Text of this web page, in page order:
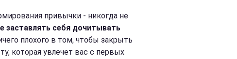
привычки - никогда не
заставлять себя дочитывать
плохого в том, чтобы закрыть
которая увлечет вас с первых